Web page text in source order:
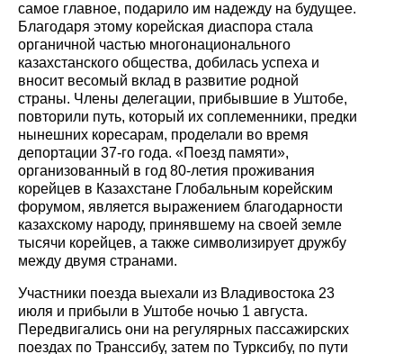
самое главное, подарило им надежду на будущее.
Благодаря этому корейская диаспора стала
органичной частью многонационального
казахстанского общества, добилась успеха и
вносит весомый вклад в развитие родной
страны. Члены делегации, прибывшие в Уштобе,
повторили путь, который их соплеменники, предки
нынешних коресарам, проделали во время
депортации 37-го года. «Поезд памяти»,
организованный в год 80-летия проживания
корейцев в Казахстане Глобальным корейским
форумом, является выражением благодарности
казахскому народу, принявшему на своей земле
тысячи корейцев, а также символизирует дружбу
между двумя странами.
Участники поезда выехали из Владивостока 23
июля и прибыли в Уштобе ночью 1 августа.
Передвигались они на регулярных пассажирских
поездах по Транссибу, затем по Турксибу, по пути